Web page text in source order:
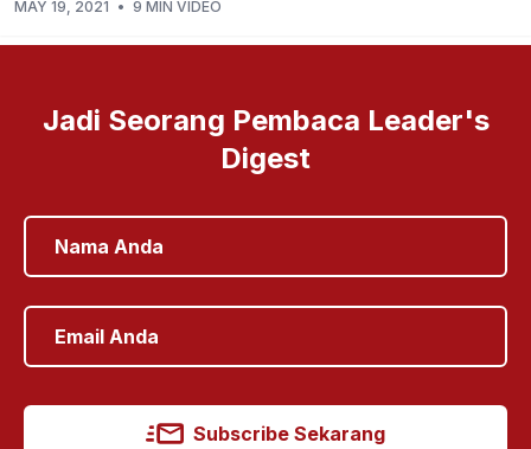
MAY 19, 2021 • 9 MIN VIDEO
Jadi Seorang Pembaca Leader's
Digest
Subscribe Sekarang